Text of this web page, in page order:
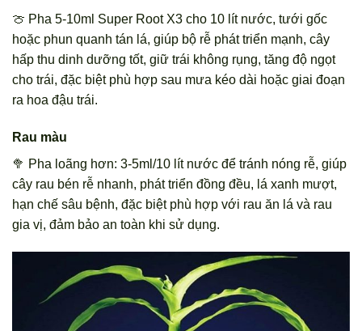
🍈 Pha 5-10ml Super Root X3 cho 10 lít nước, tưới gốc
hoặc phun quanh tán lá, giúp bộ rễ phát triển mạnh, cây
hấp thu dinh dưỡng tốt, giữ trái không rụng, tăng độ ngọt
cho trái, đặc biệt phù hợp sau mưa kéo dài hoặc giai đoạn
ra hoa đậu trái.
Rau màu
🥦 Pha loãng hơn: 3-5ml/10 lít nước để tránh nóng rễ, giúp
cây rau bén rễ nhanh, phát triển đồng đều, lá xanh mượt,
hạn chế sâu bệnh, đặc biệt phù hợp với rau ăn lá và rau
gia vị, đảm bảo an toàn khi sử dụng.